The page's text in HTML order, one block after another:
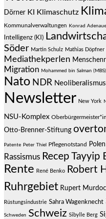
Dörner KI Klimaschutz
Kommunalverwaltungen Konrad
Intelligenz (KI)
Söder Martin Schulz Mathias Döpfner
Mediathekperlen
Migration Mohammed bin Salman (MBS)
Nato NDR Neoliberalismus
Newsletter New York
NSU-Komplex Oberbürgermeister*in
Otto-Brenner-Stiftung
Patente Peter Thiel Pflegenotstand Polen
Rassismus Recep Tayyip
Rente René Benko Robert
Ruhrgebiet Rupert
Rüstungsindustrie Sahra Wagenknecht
Schweden Schweiz Sibylle Berg